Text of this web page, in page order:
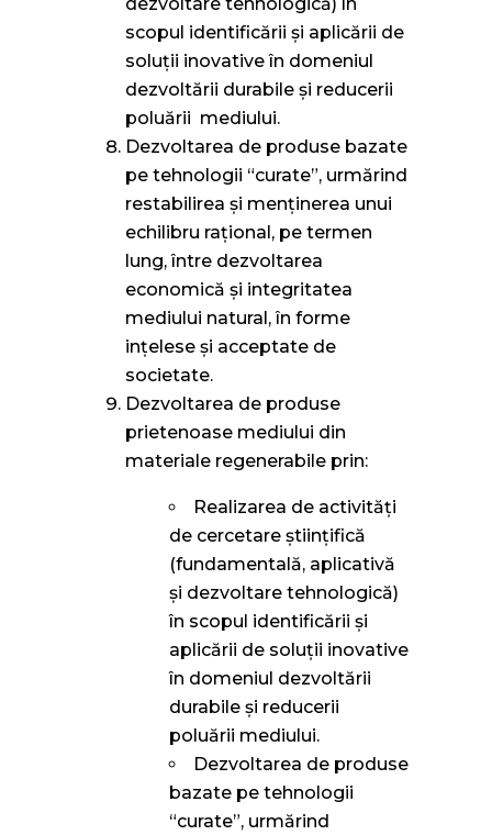
scopul identificării și aplicării de
soluții inovative în domeniul
dezvoltării durabile și reducerii
poluării mediului.
Dezvoltarea de produse bazate
pe tehnologii “curate”, urmărind
restabilirea și menținerea unui
echilibru rațional, pe termen
lung, între dezvoltarea
economică și integritatea
mediului natural, în forme
ințelese și acceptate de
societate.
Dezvoltarea de produse
prietenoase mediului din
materiale regenerabile prin:
Realizarea de activități
de cercetare științifică
(fundamentală, aplicativă
şi dezvoltare tehnologică)
în scopul identificării și
aplicării de soluții inovative
în domeniul dezvoltării
durabile și reducerii
poluării mediului.
Dezvoltarea de produse
bazate pe tehnologii
“curate”, urmărind